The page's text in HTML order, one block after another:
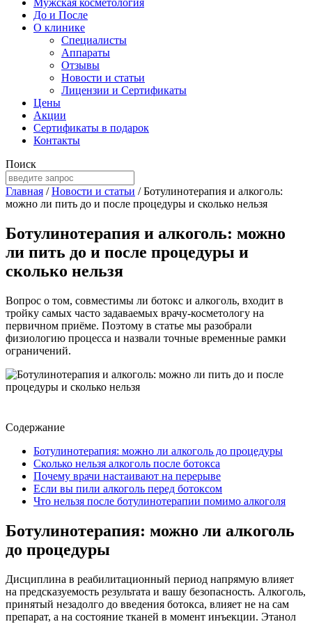
Мужская косметология
До и После
О клинике
Специалисты
Аппараты
Отзывы
Новости и статьи
Лицензии и Сертификаты
Цены
Акции
Сертификаты в подарок
Контакты
Поиск
Главная /Новости и статьи /Ботулинотерапия и алкоголь:
можно ли пить до и после процедуры и сколько нельзя
Ботулинотерапия и алкоголь: можно
ли пить до и после процедуры и
сколько нельзя
Вопрос о том, совместимы ли ботокс и алкоголь, входит в
тройку самых часто задаваемых врачу-косметологу на
первичном приёме. Поэтому в статье мы разобрали
физиологию процесса и назвали точные временные рамки
ограничений.
Содержание
Ботулинотерапия: можно ли алкоголь до процедуры
Сколько нельзя алкоголь после ботокса
Почему врачи настаивают на перерыве
Если вы пили алкоголь перед ботоксом
Что нельзя после ботулинотерапии помимо алкоголя
Ботулинотерапия: можно ли алкоголь
до процедуры
Дисциплина в реабилитационный период напрямую влияет
на предсказуемость результата и вашу безопасность. Алкоголь,
принятый незадолго до введения ботокса, влияет не на сам
препарат, а на состояние тканей в момент инъекции. Этанол